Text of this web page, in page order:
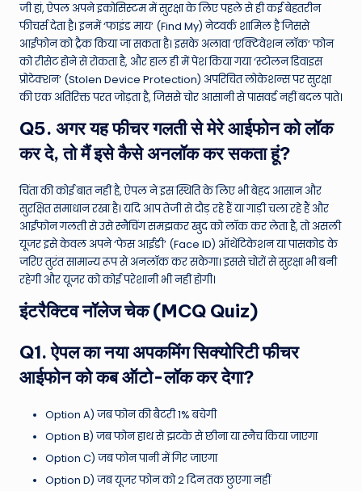
जी हां, ऐपल अपने इकोसिस्टम में सुरक्षा के लिए पहले से ही कई बेहतरीन
फीचर्स देता है। इनमें ‘फाइंड माय’ (Find My) नेटवर्क शामिल है जिससे
आईफोन को ट्रैक किया जा सकता है। इसके अलावा ‘एक्टिवेशन लॉक’ फोन
को रीसेट होने से रोकता है, और हाल ही में पेश किया गया ‘स्टोलन डिवाइस
प्रोटेक्शन’ (Stolen Device Protection) अपरिचित लोकेशन्स पर सुरक्षा
की एक अतिरिक्त परत जोड़ता है, जिससे चोर आसानी से पासवर्ड नहीं बदल पाते।
Q5. अगर यह फीचर गलती से मेरे आईफोन को लॉक
कर दे, तो मैं इसे कैसे अनलॉक कर सकता हूं?
चिंता की कोई बात नहीं है, ऐपल ने इस स्थिति के लिए भी बेहद आसान और
सुरक्षित समाधान रखा है। यदि आप तेजी से दौड़ रहे हैं या गाड़ी चला रहे हैं और
आईफोन गलती से उसे स्नैचिंग समझकर खुद को लॉक कर लेता है, तो असली
यूजर इसे केवल अपने ‘फेस आईडी’ (Face ID) ऑथेंटिकेशन या पासकोड के
जरिए तुरंत सामान्य रूप से अनलॉक कर सकेगा। इससे चोरों से सुरक्षा भी बनी
रहेगी और यूजर को कोई परेशानी भी नहीं होगी।
इंटरैक्टिव नॉलेज चेक (MCQ Quiz)
Q1. ऐपल का नया अपकमिंग सिक्योरिटी फीचर
आईफोन को कब ऑटो-लॉक कर देगा?
Option A) जब फोन की बैटरी 1% बचेगी
Option B) जब फोन हाथ से झटके से छीना या स्नैच किया जाएगा
Option C) जब फोन पानी में गिर जाएगा
Option D) जब यूजर फोन को 2 दिन तक छुएगा नहीं